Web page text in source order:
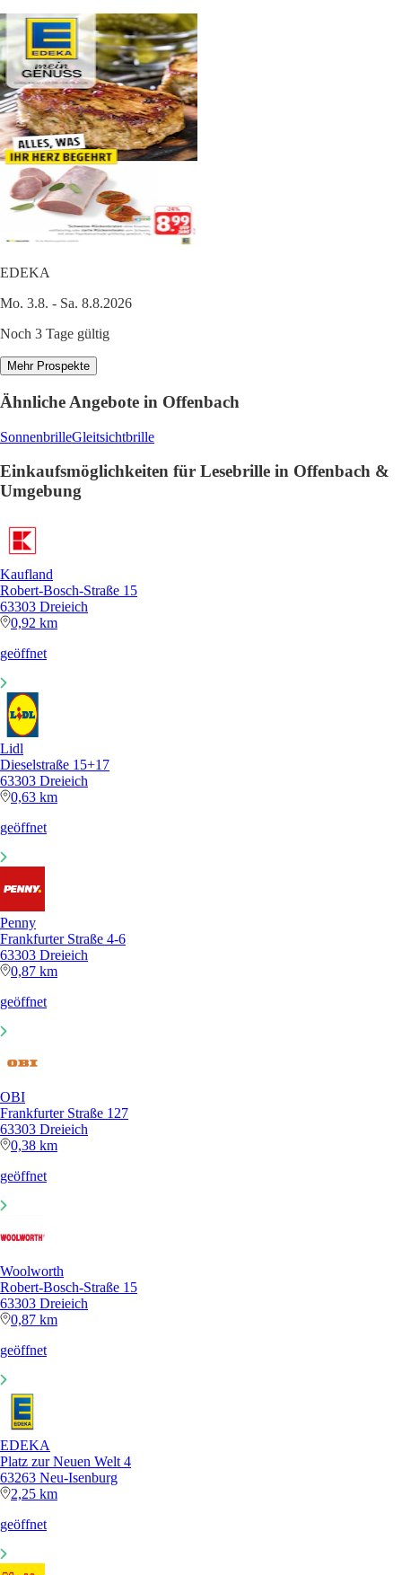
EDEKA
Mo. 3.8. - Sa. 8.8.2026
Noch 3 Tage gültig
Mehr Prospekte
Ähnliche Angebote in Offenbach
SonnenbrilleGleitsichtbrille
Einkaufsmöglichkeiten für Lesebrille in Offenbach &
Umgebung
Kaufland
Robert-Bosch-Straße 15
63303 Dreieich
0,92 km
geöffnet
Lidl
Dieselstraße 15+17
63303 Dreieich
0,63 km
geöffnet
Penny
Frankfurter Straße 4-6
63303 Dreieich
0,87 km
geöffnet
OBI
Frankfurter Straße 127
63303 Dreieich
0,38 km
geöffnet
Woolworth
Robert-Bosch-Straße 15
63303 Dreieich
0,87 km
geöffnet
EDEKA
Platz zur Neuen Welt 4
63263 Neu-Isenburg
2,25 km
geöffnet